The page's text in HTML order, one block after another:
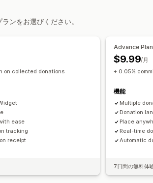
数処理済み額
目標寄付額
ライブカウンター
寄付ウィジェット
ンをお選びください。
on collected donations
ease
tracking
receipt
Advance Plan
$9.99/月
+ 0.05%
機能
Multiple
Donation
Place
Real-time
Automatic
7日間の無料体